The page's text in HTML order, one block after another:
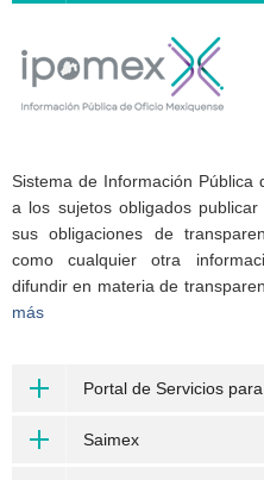
Sistema de Información Pública
a los sujetos obligados
sus obligaciones de
como cualquier otra
difundir en materia de
más
Portal de Servicios
Saimex